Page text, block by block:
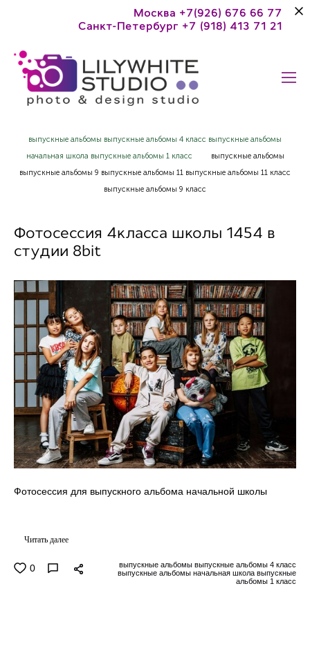
Москва +7(926) 676 66 77
Санкт-Петербург +7 (918) 413 71 21
выпускные альбомы выпускные альбомы 4 класс выпускные альбомы
начальная школа выпускные альбомы 1 класс
выпускные альбомы
выпускные альбомы 9 выпускные альбомы 11 выпускные альбомы 11 класс
выпускные альбомы 9 класс
Фотосессия для выпускного альбома начальной школы
Читать далее
0
выпускные альбомы выпускные альбомы 4 класс
выпускные альбомы начальная школа выпускные
альбомы 1 класс
Фотосессия 4класса школы 1454 в
студии 8bit